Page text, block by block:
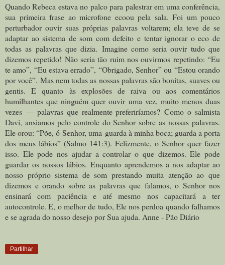
Quando Rebeca estava no palco para palestrar em uma conferência,
sua primeira frase ao microfone ecoou pela sala. Foi um pouco
perturbador ouvir suas próprias palavras voltarem; ela teve de se
adaptar ao sistema de som com defeito e tentar ignorar o eco de
todas as palavras que dizia. Imagine como seria ouvir tudo que
dizemos repetido! Não seria tão ruim nos ouvirmos repetindo: “Eu
te amo”, “Eu estava errado”, “Obrigado, Senhor” ou “Estou orando
por você”. Mas nem todas as nossas palavras são bonitas, suaves ou
gentis. E quanto às explosões de raiva ou aos comentários
humilhantes que ninguém quer ouvir uma vez, muito menos duas
vezes — palavras que realmente preferiríamos?Como o salmista
Davi, ansiamos pelo controle do Senhor sobre as nossas palavras.
Ele orou: “Põe, ó Senhor, uma guarda à minha boca; guarda a porta
dos meus lábios” (Salmo 141:3). Felizmente, o Senhor quer fazer
isso. Ele pode nos ajudar a controlar o que dizemos. Ele pode
guardar os nossos lábios.Enquanto aprendemos a nos adaptar ao
nosso próprio sistema de som prestando muita atenção ao que
dizemos e orando sobre as palavras que falamos, o Senhor nos
ensinará com paciência e até mesmo nos capacitará a ter
autocontrole. E, o melhor de tudo, Ele nos perdoa quando falhamos
e se agrada do nosso desejo por Sua ajuda. Anne - Pão Diário
Partilhar